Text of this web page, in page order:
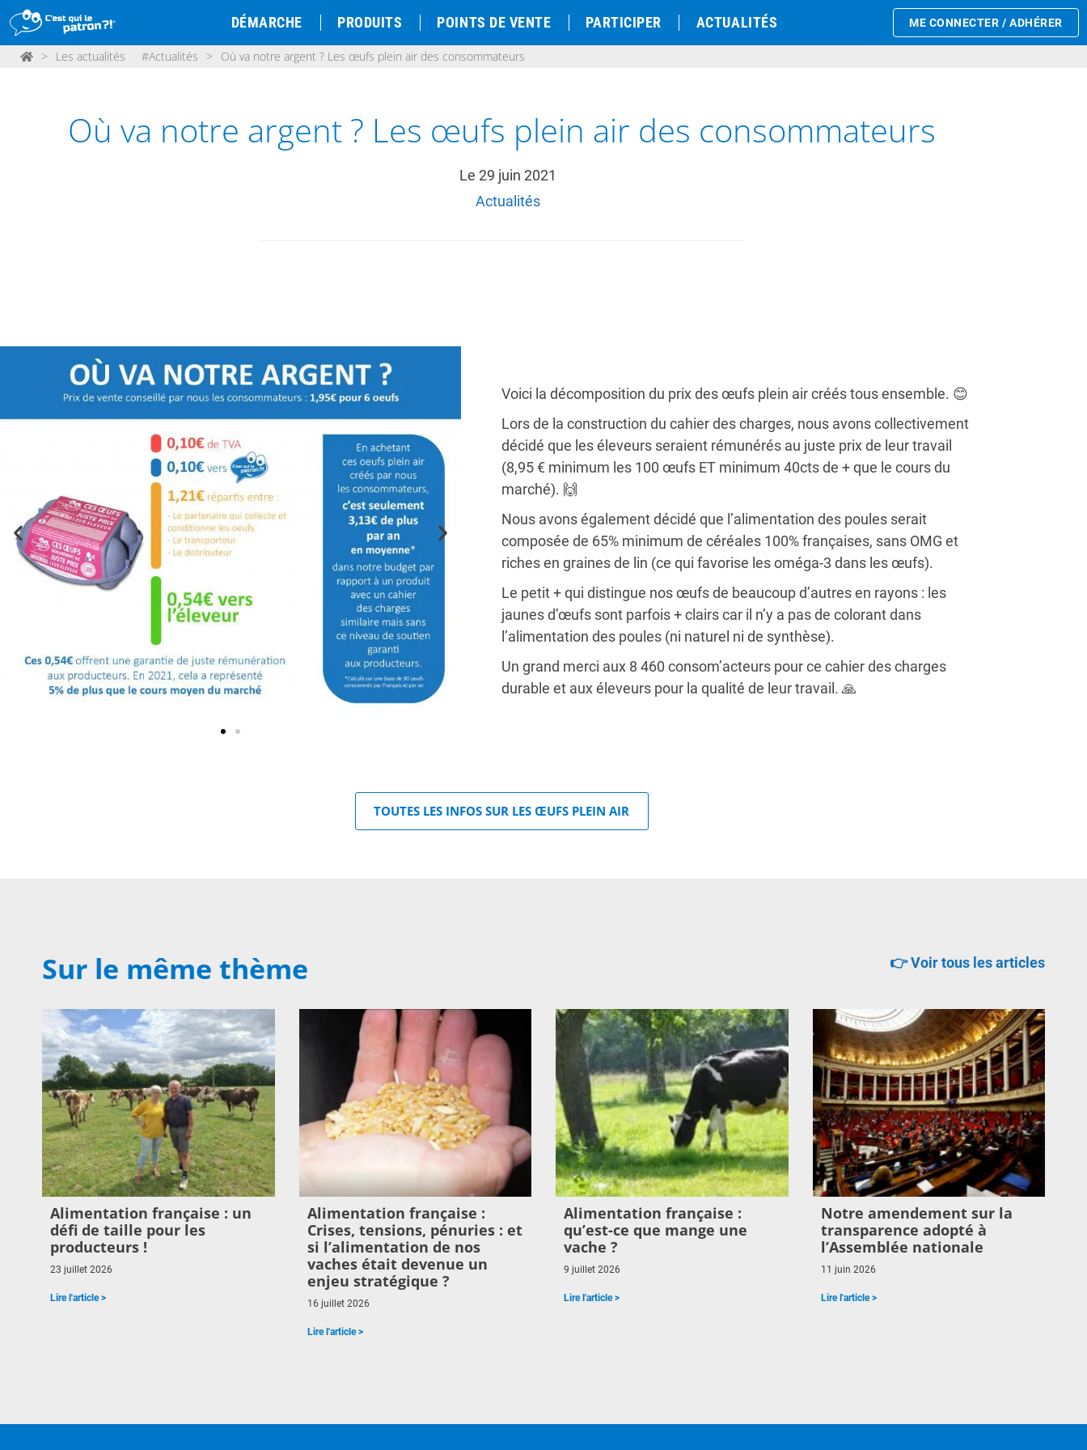
DÉMARCHE PRODUITS POINTS DE VENTE PARTICIPER ACTUALITÉS ME CONNECTER / ADHÉRER
> Les actualités #Actualités > Où va notre argent ? Les œufs plein air des consommateurs
Où va notre argent ? Les œufs plein air des consommateurs
Le 29 juin 2021
Actualités
Voici la décomposition du prix des œufs plein air créés tous ensemble. 😊
Lors de la construction du cahier des charges, nous avons collectivement
décidé que les éleveurs seraient rémunérés au juste prix de leur travail
(8,95 € minimum les 100 œufs ET minimum 40cts de + que le cours du
marché). 🙌
Nous avons également décidé que l’alimentation des poules serait
composée de 65% minimum de céréales 100% françaises, sans OMG et
riches en graines de lin (ce qui favorise les oméga-3 dans les œufs).
Le petit + qui distingue nos œufs de beaucoup d’autres en rayons : les
jaunes d’œufs sont parfois + clairs car il n’y a pas de colorant dans
l’alimentation des poules (ni naturel ni de synthèse).
Un grand merci aux 8 460 consom’acteurs pour ce cahier des charges
durable et aux éleveurs pour la qualité de leur travail. 🙏
TOUTES LES INFOS SUR LES ŒUFS PLEIN AIR
Sur le même thème 👉 Voir tous les articles
Alimentation française : un
défi de taille pour les
producteurs !
23 juillet 2026
Lire l'article >
Alimentation française :
Crises, tensions, pénuries : et
si l’alimentation de nos
vaches était devenue un
enjeu stratégique ?
16 juillet 2026
Lire l'article >
Alimentation française :
qu’est-ce que mange une
vache ?
9 juillet 2026
Lire l'article >
Notre amendement sur la
transparence adopté à
l’Assemblée nationale
11 juin 2026
Lire l'article >